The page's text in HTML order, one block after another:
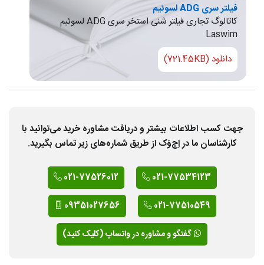
فیلتر سری ADG لسوئیم
کاتالوگ تجاری فیلتر شنی استخر سری ADG لسوئیم
Laswim
دانلود (721.45KB)
جهت کسب اطلاعات بیشتر و دریافت مشاوره خرید می‌توانید با
کارشناسان ما در اِچ‌وَک از طریق شماره‌های زیر تماس بگیرید.
021-77534123
021-77526012
021-77510549
09351027656
گفتگو و مشاوره در واتساپ (کلیک کنید)